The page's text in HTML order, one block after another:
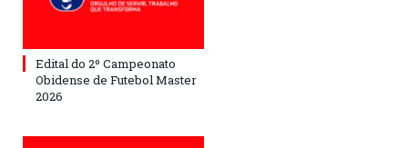
Edital do 2º Campeonato
Obidense de Futebol Master
2026